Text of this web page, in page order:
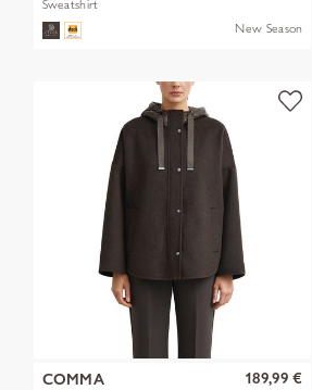
Sweatshirt
New Season
COMMA 189,99 €